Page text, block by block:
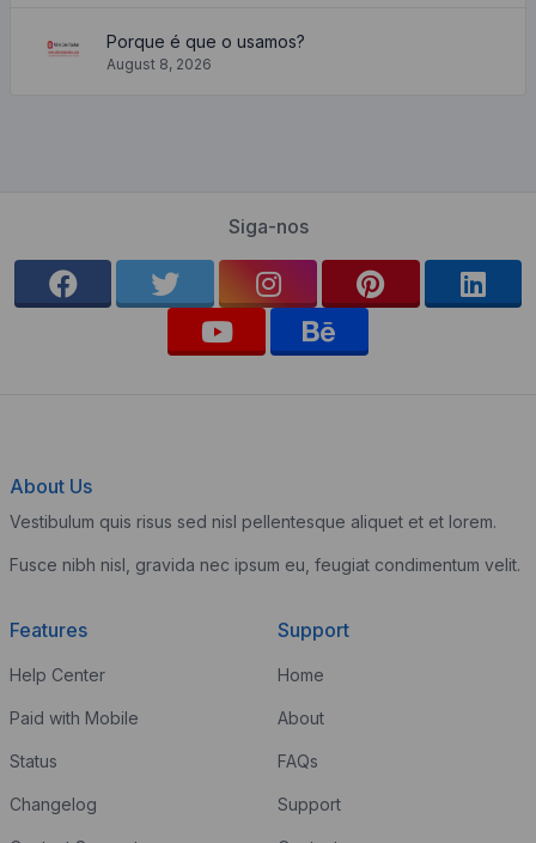
Porque é que o usamos?
August 8, 2026
Siga-nos
About Us
Vestibulum quis risus sed nisl pellentesque aliquet et et lorem.
Fusce nibh nisl, gravida nec ipsum eu, feugiat condimentum velit.
Features
Help Center
Paid with Mobile
Status
Changelog
Support
Home
About
FAQs
Support